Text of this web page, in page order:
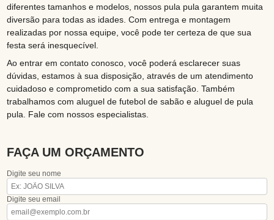
diferentes tamanhos e modelos, nossos pula pula garantem muita
diversão para todas as idades. Com entrega e montagem
realizadas por nossa equipe, você pode ter certeza de que sua
festa será inesquecível.
Ao entrar em contato conosco, você poderá esclarecer suas
dúvidas, estamos à sua disposição, através de um atendimento
cuidadoso e comprometido com a sua satisfação. Também
trabalhamos com aluguel de futebol de sabão e aluguel de pula
pula. Fale com nossos especialistas.
FAÇA UM ORÇAMENTO
Digite seu nome
Digite seu email